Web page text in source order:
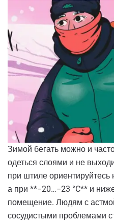
Зимой бегать можно и
одеться слоями и не
при штиле ориентируйтесь
а при **−20…−23 °C** и
помещение. Людям с
сосудистыми проблемами